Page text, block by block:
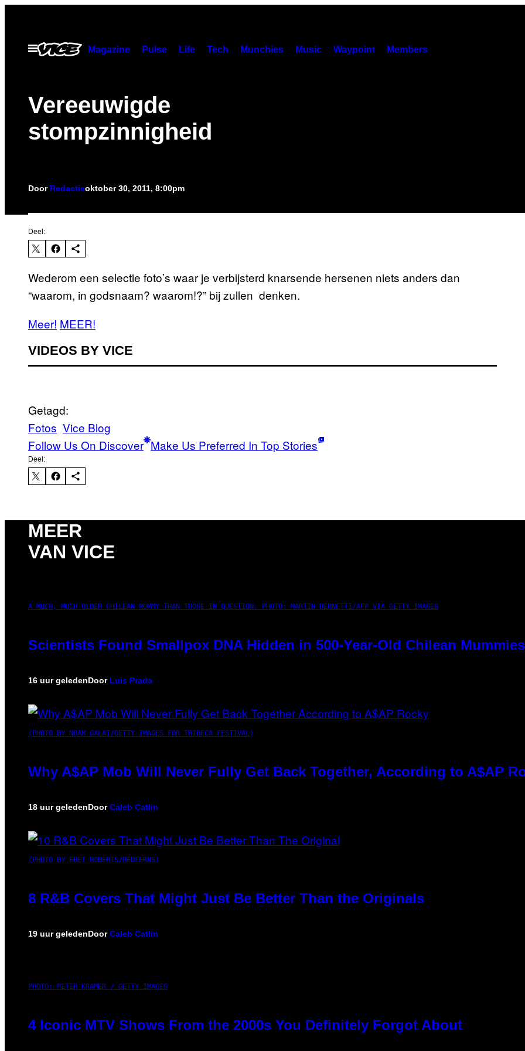
Open
menu
Magazine Pulse Life Tech Munchies Music Waypoint Members
Vereeuwigde
stompzinnigheid
Door Redactieoktober 30, 2011, 8:00pm
Deel:
Wederom een selectie foto’s waar je verbijsterd knarsende hersenen niets anders dan
“waarom, in godsnaam? waarom!?” bij zullen denken.
Meer! MEER!
VIDEOS BY VICE
Getagd:
Fotos Vice Blog
Follow Us On Discover Make Us Preferred In Top Stories
Deel:
MEER
VAN VICE
A MUCH, MUCH OLDER CHILEAN MUMMY THAN THOSE IN QUESTION. PHOTO: MARTIN BERNETTI/AFP VIA GETTY IMAGES
Scientists Found Smallpox DNA Hidden in 500-Year-Old Chilean Mummies
16 uur geledenDoor Luis Prada
(PHOTO BY NOAM GALAI/GETTY IMAGES FOR TRIBECA FESTIVAL)
Why A$AP Mob Will Never Fully Get Back Together, According to A$AP
18 uur geledenDoorCaleb Catlin
(PHOTO BY EBET ROBERTS/REDFERNS)
8 R&B Covers That Might Just Be Better Than the Originals
19 uur geledenDoorCaleb Catlin
PHOTO: PETER KRAMER / GETTY IMAGES
4 Iconic MTV Shows From the 2000s You Definitely Forgot About